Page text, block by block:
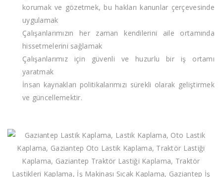
korumak ve gözetmek, bu hakları kanunlar çerçevesinde
uygulamak
Çalışanlarımızın her zaman kendilerini aile ortamında
hissetmelerini sağlamak
Çalışanlarımız için güvenli ve huzurlu bir iş ortamı
yaratmak
İnsan kaynakları politikalarımızı sürekli olarak geliştirmek
ve güncellemektir.